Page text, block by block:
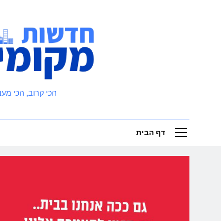
חדשות מקומיותהכי קרוב, הכי
דף הבית